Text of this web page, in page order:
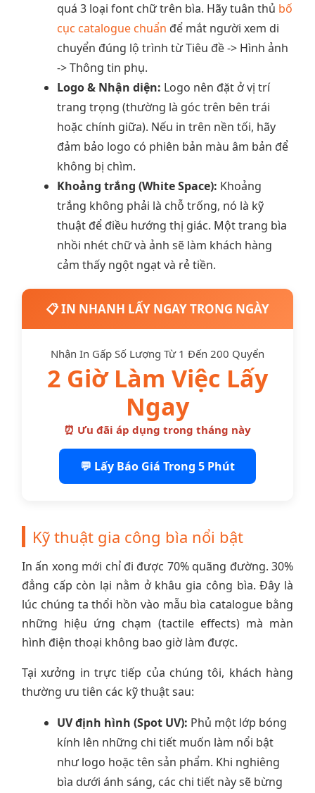
quá 3 loại font chữ trên bìa. Hãy tuân thủ bố
cục catalogue chuẩn để mắt người xem di
chuyển đúng lộ trình từ Tiêu đề -> Hình ảnh
-> Thông tin phụ.
Logo & Nhận diện: Logo nên đặt ở vị trí
trang trọng (thường là góc trên bên trái
hoặc chính giữa). Nếu in trên nền tối, hãy
đảm bảo logo có phiên bản màu âm bản để
không bị chìm.
Khoảng trắng (White Space): Khoảng
trắng không phải là chỗ trống, nó là kỹ
thuật để điều hướng thị giác. Một trang bìa
nhồi nhét chữ và ảnh sẽ làm khách hàng
cảm thấy ngột ngạt và rẻ tiền.
📋 IN NHANH LẤY NGAY TRONG NGÀY
Nhận In Gấp Số Lượng Từ 1 Đến 200 Quyển
2 Giờ Làm Việc Lấy
Ngay
⏰ Ưu đãi áp dụng trong tháng này
💬 Lấy Báo Giá Trong 5 Phút
Kỹ thuật gia công bìa nổi bật
In ấn xong mới chỉ đi được 70% quãng đường. 30%
đẳng cấp còn lại nằm ở khâu gia công bìa. Đây là
lúc chúng ta thổi hồn vào mẫu bìa catalogue bằng
những hiệu ứng chạm (tactile effects) mà màn
hình điện thoại không bao giờ làm được.
Tại xưởng in trực tiếp của chúng tôi, khách hàng
thường ưu tiên các kỹ thuật sau:
UV định hình (Spot UV): Phủ một lớp bóng
kính lên những chi tiết muốn làm nổi bật
như logo hoặc tên sản phẩm. Khi nghiêng
bìa dưới ánh sáng, các chi tiết này sẽ bừng